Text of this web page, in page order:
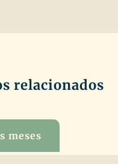
relacionados
meses